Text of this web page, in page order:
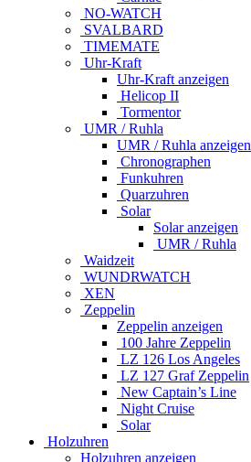
NO-WATCH
SVALBARD
TIMEMATE
Uhr-Kraft
Uhr-Kraft anzeigen
Helicop II
Tormentor
UMR / Ruhla
UMR / Ruhla anzeigen
Chronographen
Funkuhren
Quarzuhren
Solar
Solar anzeigen
UMR / Ruhla
Waidzeit
WUNDRWATCH
XEN
Zeppelin
Zeppelin anzeigen
100 Jahre Zeppelin
LZ 126 Los Angeles
LZ 127 Graf Zeppelin
New Captain’s Line
Night Cruise
Solar
Holzuhren
Holzuhren anzeigen